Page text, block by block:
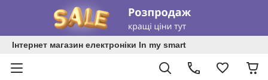
Інтернет магазин електроніки In my smart